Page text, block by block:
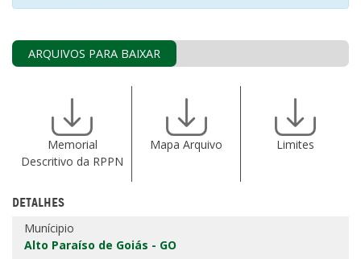
ARQUIVOS PARA BAIXAR
Memorial
Descritivo da RPPN
Mapa Arquivo Limites
DETALHES
Munícipio
Alto Paraíso de Goiás - GO